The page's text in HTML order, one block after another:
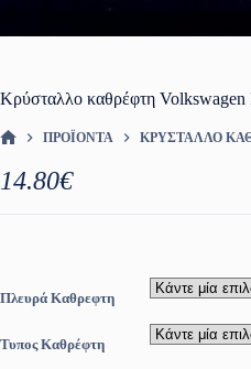
Κρύσταλλο καθρέφτη Volkswagen
ΠΡΟΪΌΝΤΑ ΚΡΎΣΤΑΛΛΟ
14.80€
Πλευρά Καθρεφτη
Τυπος Καθρέφτη